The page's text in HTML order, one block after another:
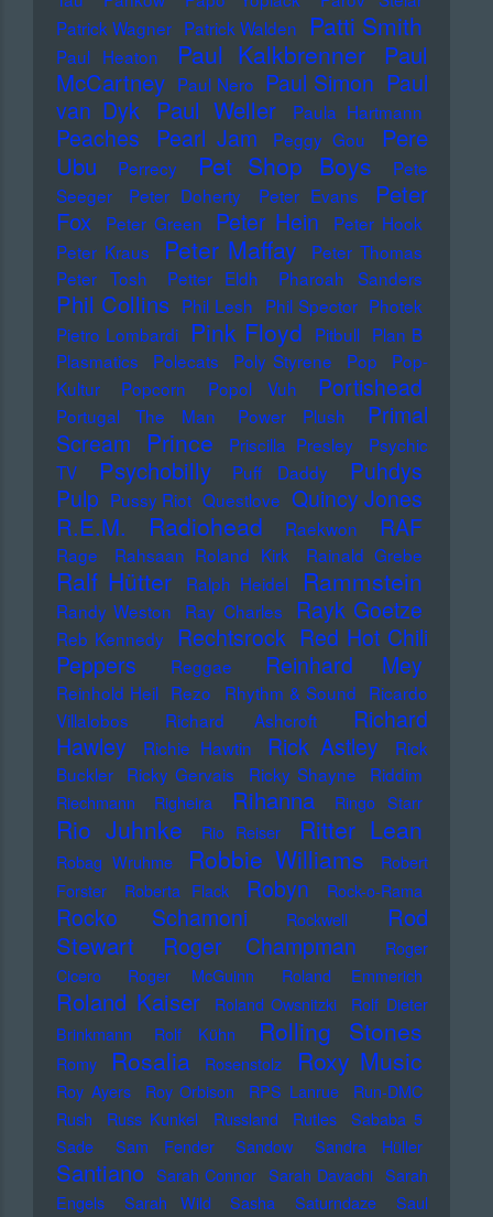
Patrick Wagner Patrick Walden Patti Smith
Paul Heaton Paul Kalkbrenner
Paul
McCartney Paul Nero Paul Simon Paul
van Dyk Paul Weller Paula Hartmann
Peaches Pearl Jam Peggy Gou
Pere
Ubu
Perrecy Pet Shop Boys
Pete
Seeger
Peter Doherty Peter Evans
Peter
Fox
Peter Green Peter Hein
Peter Hook
Peter Kraus
Peter Maffay
Peter Thomas
Peter Tosh
Petter Eldh Pharoah Sanders
Phil Collins Phil Lesh Phil Spector Photek
Pietro Lombardi
Pink Floyd Pitbull Plan B
Plasmatics
Polecats Poly Styrene Pop
Pop-
Kultur
Popcorn Popol Vuh Portishead
Portugal The Man Power Plush
Primal
Scream
Prince Priscilla Presley
Psychic
TV
Psychobilly Puff Daddy
Puhdys
Pulp Pussy Riot Questlove Quincy Jones
R.E.M. Radiohead Raekwon RAF
Rage Rahsaan Roland Kirk Rainald Grebe
Ralf Hütter Ralph Heidel Rammstein
Randy Weston Ray Charles Rayk Goetze
Reb Kennedy Rechtsrock Red Hot Chili
Peppers
Reggae Reinhard Mey
Reinhold Heil Rezo Rhythm & Sound Ricardo
Villalobos
Richard Ashcroft
Richard
Hawley
Richie Hawtin Rick Astley
Rick
Buckler
Ricky Gervais Ricky Shayne Riddim
Riechmann Righeira Rihanna Ringo Starr
Rio Juhnke Rio Reiser Ritter Lean
Robag Wruhme Robbie Williams
Robert
Forster
Roberta Flack Robyn Rock-o-Rama
Rocko Schamoni Rockwell
Rod
Stewart
Roger Champman
Roger
Cicero
Roger McGuinn Roland Emmerich
Roland Kaiser Roland Owsnitzki
Rolf Dieter
Brinkmann
Rolf Kühn Rolling Stones
Romy Rosalia Rosenstolz Roxy Music
Roy Ayers Roy Orbison RPS Lanrue
Run-DMC
Rush
Russ Kunkel Russland Rutles
Sababa 5
Sade
Sam Fender Sandow Sandra Hüller
Santiano Sarah Connor Sarah Davachi Sarah
Engels
Sarah Wild Sasha Saturndaze
Saul